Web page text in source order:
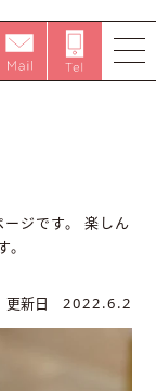
ジです。
楽しん
更新日 2022.6.2